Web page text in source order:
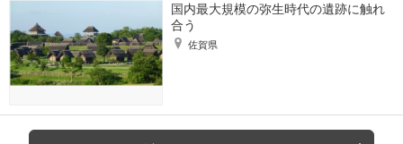
国内最大規模の弥生時代の遺跡に触れ
合う
佐賀県